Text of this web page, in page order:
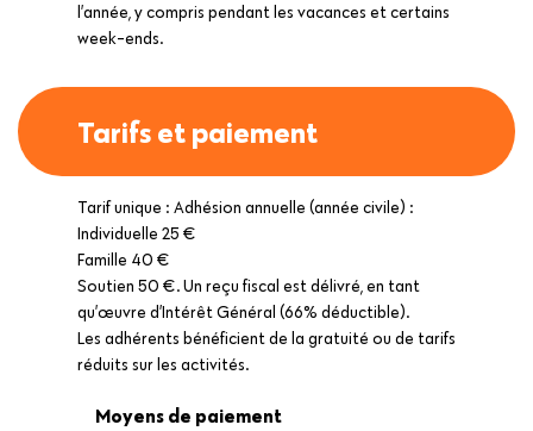
l’année, y compris pendant les vacances et certains
week-ends.
Tarifs et paiement
Tarif unique : Adhésion annuelle (année civile) :
Individuelle 25 €
Famille 40 €
Soutien 50 €. Un reçu fiscal est délivré, en tant
qu’œuvre d’Intérêt Général (66% déductible).
Les adhérents bénéficient de la gratuité ou de tarifs
réduits sur les activités.
Moyens de paiement